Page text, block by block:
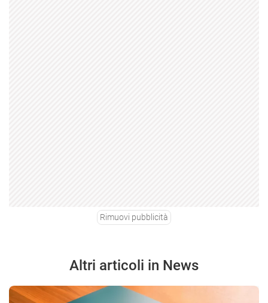
Rimuovi pubblicità
Altri articoli in News